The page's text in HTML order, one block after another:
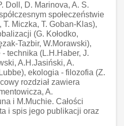
Doll, D. Marinova, A. S.
społeczeństwie
T. Miczka, T. Goban-Klas),
(G. Kołodko,
Tazbir, W.Morawski),
technika (L.H.Haber, J.
A.H.Jasiński, A.
ekologia - filozofia (Z.
rozdział zawiera
A.
i M.Muchie. Całości
i spis jego publikacji oraz